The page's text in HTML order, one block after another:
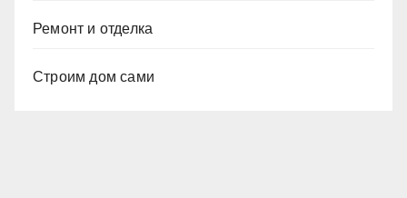
Ремонт и отделка
Строим дом сами